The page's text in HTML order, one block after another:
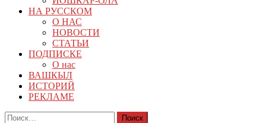
НА РУССКОМ
О НАС
НОВОСТИ
СТАТЬИ
ПОДПИСКЕ
О нас
ВАШКЫЛ
ИСТОРИЙ
РЕКЛАМЕ
Найти: